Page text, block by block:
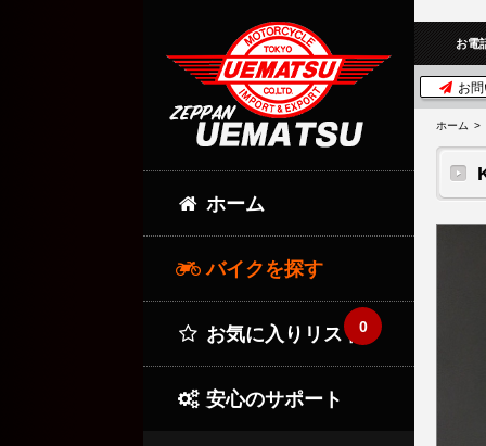
お電
お
ホーム
ホーム
バイクを探す
お気に入りリスト0
安心のサポート